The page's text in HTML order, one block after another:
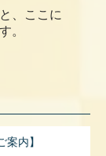
、ここに
。
案内】